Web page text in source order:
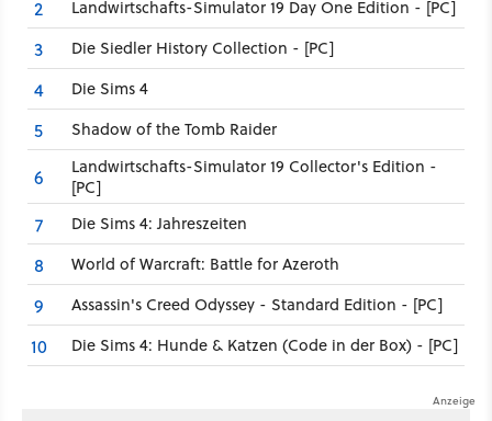
2 Landwirtschafts-Simulator 19 Day One Edition - [PC]
3 Die Siedler History Collection - [PC]
4 Die Sims 4
5 Shadow of the Tomb Raider
6
Landwirtschafts-Simulator 19 Collector's Edition -
[PC]
7 Die Sims 4: Jahreszeiten
8 World of Warcraft: Battle for Azeroth
9 Assassin's Creed Odyssey - Standard Edition - [PC]
10 Die Sims 4: Hunde & Katzen (Code in der Box) - [PC]